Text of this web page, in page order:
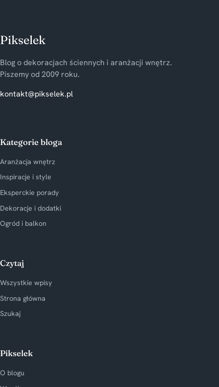
Pikselek
Blog o dekoracjach ściennych i aranżacji wnętrz.
Piszemy od 2009 roku.
kontakt@pikselek.pl
Kategorie bloga
Aranżacja wnętrz
Inspiracje i style
Eksperckie porady
Dekoracje i dodatki
Ogród i balkon
Czytaj
Wszystkie wpisy
Strona główna
Szukaj
Pikselek
O blogu